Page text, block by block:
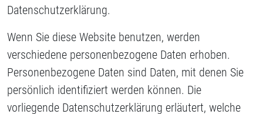
Datenschutzerklärung.
Wenn Sie diese Website benutzen, werden
verschiedene personenbezogene Daten erhoben.
Personenbezogene Daten sind Daten, mit denen Sie
persönlich identifiziert werden können. Die
vorliegende Datenschutzerklärung erläutert, welche